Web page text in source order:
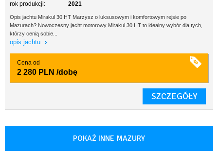
rok produkcji:
2021
Opis jachtu Mirakul 30 HT Marzysz o luksusowym i komfortowym rejsie po
Mazurach? Nowoczesny jacht motorowy Mirakul 30 HT to idealny wybór dla tych,
którzy cenią sobie...
opis jachtu
Cena od
2 280 PLN /dobę
SZCZEGÓŁY
POKAŻ INNE MAZURY